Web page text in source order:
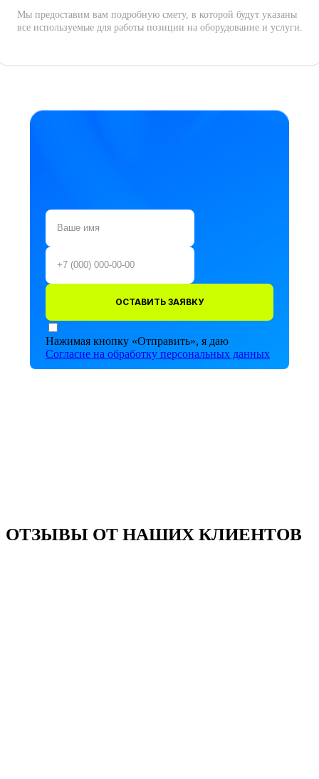
Мы предоставим вам подробную смету, в которой будут указаны
все используемые для работы позиции на оборудование и услуги.
ОСТАВИТЬ ЗАЯВКУ
Нажимая кнопку «Отправить», я даю
Согласие на обработку персональных данных
ОТЗЫВЫ ОТ НАШИХ КЛИЕНТОВ